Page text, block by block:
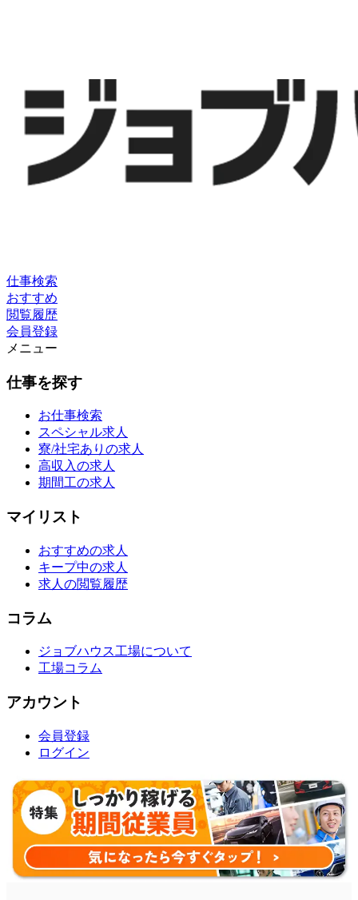
仕事検索
おすすめ
閲覧履歴
会員登録
メニュー
仕事を探す
お仕事検索
スペシャル求人
寮/社宅ありの求人
高収入の求人
期間工の求人
マイリスト
おすすめの求人
キープ中の求人
求人の閲覧履歴
コラム
ジョブハウス工場について
工場コラム
アカウント
会員登録
ログイン